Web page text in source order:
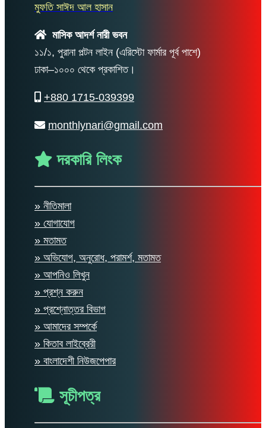
মুফতি সাঈদ আল হাসান
মাসিক আদর্শ নারী ভবন
১১/১, পুরানা পল্টন লাইন (এরিস্টো ফার্মার পূর্ব পাশে)
ঢাকা–১০০০ থেকে প্রকাশিত।
+880 1715-039399
monthlynari@gmail.com
দরকারি লিংক
» নীতিমালা
» যোগাযোগ
» মতামত
» অভিযোগ, অনুরোধ, পরামর্শ, মতামত
» আপনিও লিখুন
» প্রশ্ন করুন
» প্রশ্নোত্তর বিভাগ
» আমাদের সম্পর্কে
» কিতাব লাইব্রেরী
» বাংলাদেশী নিউজপেপার
সূচীপত্র